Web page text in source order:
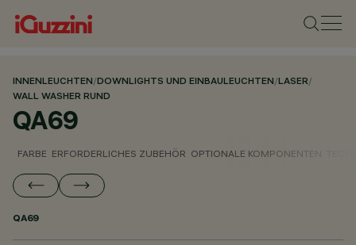
INNENLEUCHTEN/DOWNLIGHTS UND EINBAULEUCHTEN/LASER/
WALL WASHER RUND
QA69
FARBE ERFORDERLICHES ZUBEHÖR OPTIONALE KOMPONENTEN
QA69